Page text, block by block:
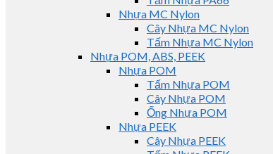
Nhựa MC Nylon
Cây Nhựa MC Nylon
Tấm Nhựa MC Nylon
Nhựa POM, ABS, PEEK
Nhựa POM
Tấm Nhựa POM
Cây Nhựa POM
Ống Nhựa POM
Nhựa PEEK
Cây Nhựa PEEK